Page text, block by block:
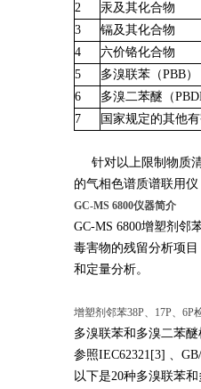
2
汞及其化合物
3
镉及其化合物
4
六价铬化合物
5
多溴联苯（PBB）
6
多溴二苯醚（
7
国家规定的其他
针对以上限制物质
的气相色谱质谱联用仪
GC-MS 6800仪器简介
GC-MS 6800增塑剂邻
毒害物的残留分析项
和定量分析。
增塑剂邻苯38P、17P、6P
多溴联苯和多溴二苯
参照IEC62321[3] 、
以下是20种多溴联苯